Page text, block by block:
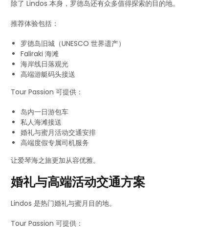
除了 Lindos 本身，罗德岛还有众多值得探索的目的地。
推荐体验包括：
罗德岛旧城（UNESCO 世界遗产）
Faliraki 海滩
海岸线日落观光
高端游艇码头接送
Tour Passion 可提供：
岛内一日游包车
私人海滩接送
婚礼与蜜月活动交通安排
高端度假专属司机服务
让爱琴海之旅更加从容优雅。
婚礼与高端活动交通方案
Lindos 是热门婚礼与蜜月目的地。
Tour Passion 可提供：